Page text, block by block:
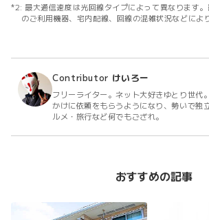
最大通信速度は光回線タイプによって異なります
のご利用機器、宅内配線、回線の混雑状況などによ
Contributor けいろー
フリーライター。ネット大好きゆとり世代
かけに依頼をもらうようになり、勢いで独
ルメ・旅行など何でもござれ。
おすすめの記事